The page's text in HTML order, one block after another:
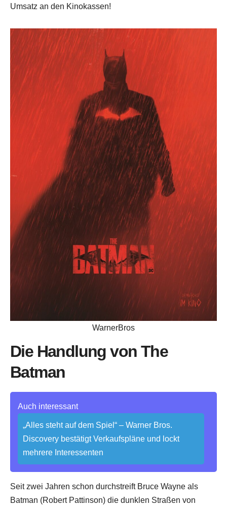
Umsatz an den Kinokassen!
WarnerBros
Die Handlung von The
Batman
Auch interessant
„Alles steht auf dem Spiel“ – Warner Bros.
Discovery bestätigt Verkaufspläne und lockt
mehrere Interessenten
Seit zwei Jahren schon durchstreift Bruce Wayne als
Batman (Robert Pattinson) die dunklen Straßen von